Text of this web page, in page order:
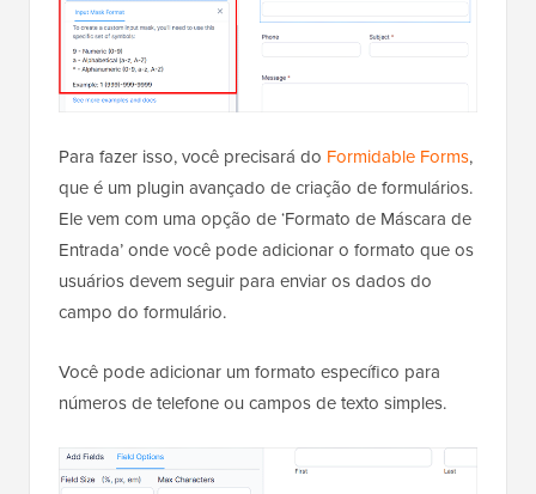
Para fazer isso, você precisará doFormidable Forms,
que é um plugin avançado de criação de formulários.
Ele vem com uma opção de ‘Formato de Máscara de
Entrada’ onde você pode adicionar o formato que os
campo do formulário.
números de telefone ou campos de texto simples.